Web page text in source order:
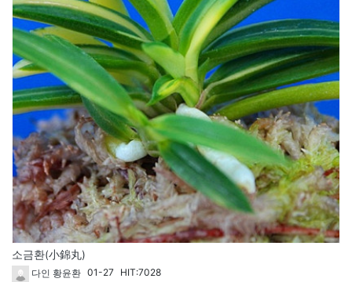
소금환(小錦丸)
다인 황윤환 01-27 HIT:7028